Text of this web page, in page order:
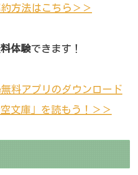
方法はこちら＞＞
体験できます！
料アプリのダウンロード
文庫」を読もう！＞＞